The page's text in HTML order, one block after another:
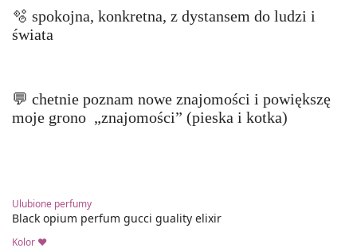
🫧 spokojna, konkretna, z dystansem do ludzi i
świata
💬 chetnie poznam nowe znajomości i powiększę
moje grono „znajomości” (pieska i kotka)
Ulubione perfumy
Black opium perfum gucci guality elixir
Kolor ❤